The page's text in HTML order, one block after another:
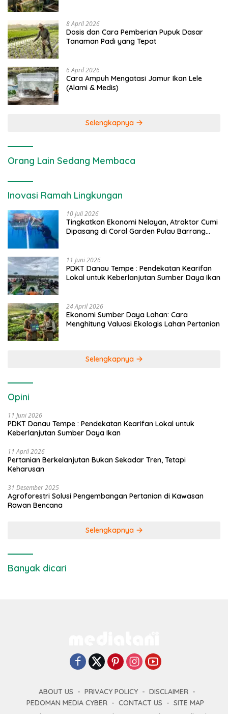
8 April 2026
Dosis dan Cara Pemberian Pupuk Dasar
Tanaman Padi yang Tepat
6 April 2026
Cara Ampuh Mengatasi Jamur Ikan Lele
(Alami & Medis)
Selengkapnya
Orang Lain Sedang Membaca
Inovasi Ramah Lingkungan
10 Juli 2026
Tingkatkan Ekonomi Nelayan, Atraktor Cumi
Dipasang di Coral Garden Pulau Barrang
11 Juni 2026
PDKT Danau Tempe : Pendekatan Kearifan
Lokal untuk Keberlanjutan Sumber Daya Ikan
24 April 2026
Ekonomi Sumber Daya Lahan: Cara
Menghitung Valuasi Ekologis Lahan Pertanian
Selengkapnya
Opini
11 Juni 2026
PDKT Danau Tempe : Pendekatan Kearifan Lokal untuk
Keberlanjutan Sumber Daya Ikan
11 April 2026
Pertanian Berkelanjutan Bukan Sekadar Tren, Tetapi
Keharusan
31 Desember 2025
Agroforestri Solusi Pengembangan Pertanian di Kawasan
Rawan Bencana
Selengkapnya
Banyak dicari
ABOUT US PRIVACY POLICY
DISCLAIMER
PEDOMAN MEDIA CYBER
CONTACT US
SITE MAP